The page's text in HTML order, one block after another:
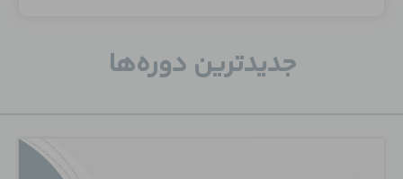
جدید‌ترین دوره‌ها